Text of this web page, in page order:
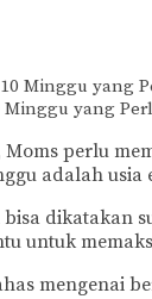
yang
Moms perlu
adalah
dikatakan
untuk
mengenai